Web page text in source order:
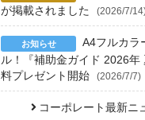
が掲載されました
(2026/7/
A4フルカラ
ル！『補助金ガイド 2026年
料プレゼント開始
(2026/7/7)
コーポレート最新ニ